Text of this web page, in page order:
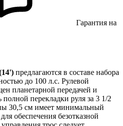
Гарантия на
предлагаются в составе набора
до 100 л.с. Рулевой
планетарной передачей и
полной перекладки руля за 3 1/2
30,5 см имеет минимальный
обеспечения безотказной